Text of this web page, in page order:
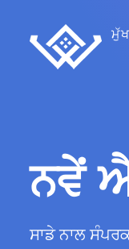
ਨਵੇਂ
ਸਾਡੇ ਨਾਲ